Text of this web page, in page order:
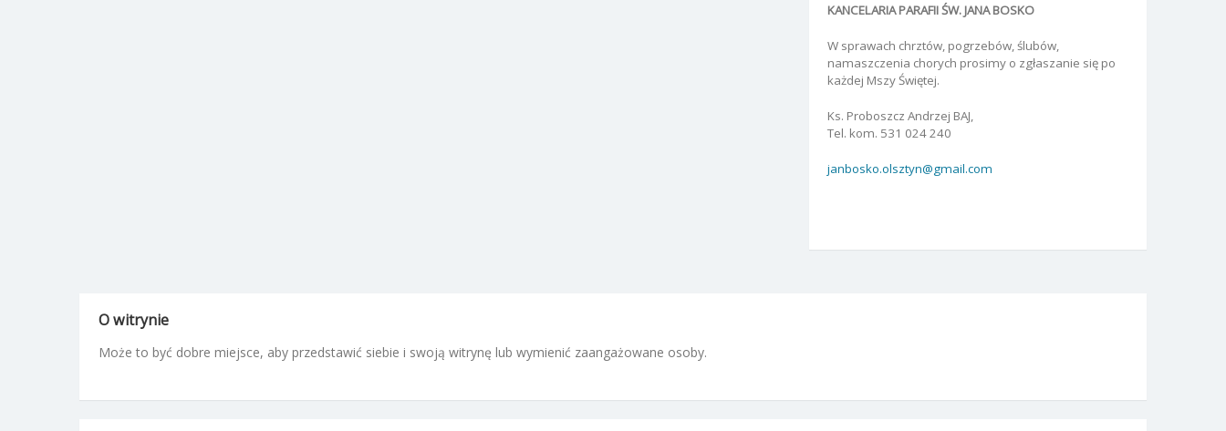
KANCELARIA PARAFII ŚW. JANA BOSKO
W sprawach chrztów, pogrzebów, ślubów,
namaszczenia chorych prosimy o zgłaszanie się po
każdej Mszy Świętej.
Ks. Proboszcz Andrzej BAJ,
Tel. kom. 531 024 240
janbosko.olsztyn@gmail.com
O witrynie
Może to być dobre miejsce, aby przedstawić siebie i swoją witrynę lub wymienić zaangażowane osoby.